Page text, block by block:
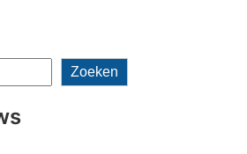
Zoeken